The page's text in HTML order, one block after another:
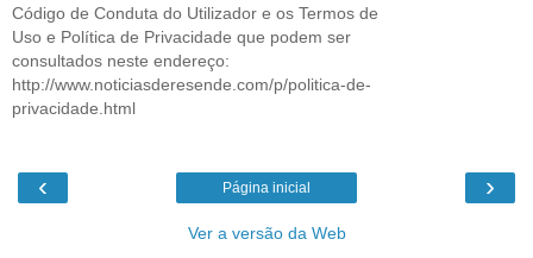
Código de Conduta do Utilizador e os Termos de
Uso e Política de Privacidade que podem ser
consultados neste endereço:
http://www.noticiasderesende.com/p/politica-de-
privacidade.html
‹ ›
Página inicial
Ver a versão da Web